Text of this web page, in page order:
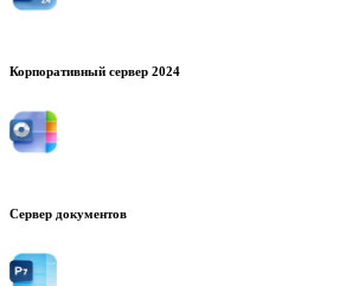
Корпоративный сервер 2024
Сервер документов